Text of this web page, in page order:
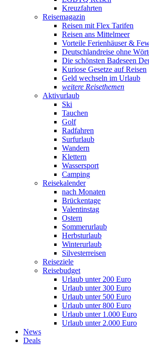
Kreuzfahrten
Reisemagazin
Reisen mit Flex Tarifen
Reisen ans Mittelmeer
Vorteile Ferienhäuser &
Deutschlandreise ohne
Die schönsten Badeseen
Kuriose Gesetze auf Reisen
Geld wechseln im Urlaub
weitere Reisethemen
Aktivurlaub
Ski
Tauchen
Golf
Radfahren
Surfurlaub
Wandern
Klettern
Wassersport
Camping
Reisekalender
nach Monaten
Brückentage
Valentinstag
Ostern
Sommerurlaub
Herbsturlaub
Winterurlaub
Silvesterreisen
Reiseziele
Reisebudget
Urlaub unter 200 Euro
Urlaub unter 300 Euro
Urlaub unter 500 Euro
Urlaub unter 800 Euro
Urlaub unter 1.000 Euro
Urlaub unter 2.000 Euro
News
Deals